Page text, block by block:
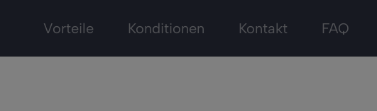
Vorteile Konditionen Kontakt FAQ